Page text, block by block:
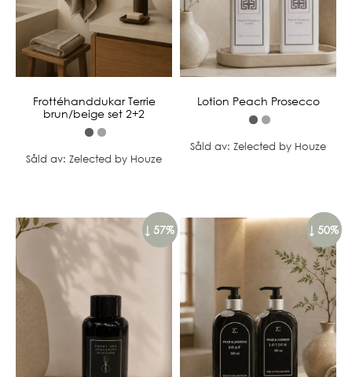
Frottéhanddukar Terrie
brun/beige set 2+2
Såld av: Zelected by Houze
Lotion Peach Prosecco
Såld av: Zelected by Houze
↓ 57% ↓ 50%